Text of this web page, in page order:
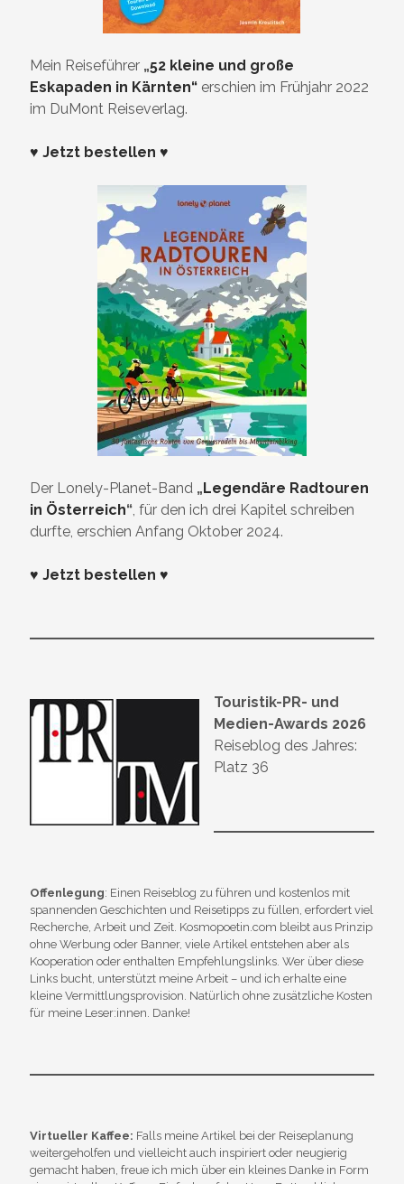
Mein Reiseführer „52 kleine und große
Eskapaden in Kärnten“ erschien im Frühjahr 2022
im DuMont Reiseverlag.
♥ Jetzt bestellen ♥
Der Lonely-Planet-Band „Legendäre Radtouren
in Österreich“, für den ich drei Kapitel schreiben
durfte, erschien Anfang Oktober 2024.
♥ Jetzt bestellen ♥
Touristik-PR- und
Medien-Awards 2026
Reiseblog des Jahres:
Platz 36
Offenlegung: Einen Reiseblog zu führen und kostenlos mit
spannenden Geschichten und Reisetipps zu füllen, erfordert viel
Recherche, Arbeit und Zeit. Kosmopoetin.com bleibt aus Prinzip
ohne Werbung oder Banner, viele Artikel entstehen aber als
Kooperation oder enthalten Empfehlungslinks. Wer über diese
Links bucht, unterstützt meine Arbeit – und ich erhalte eine
kleine Vermittlungsprovision. Natürlich ohne zusätzliche Kosten
für meine Leser:innen. Danke!
Virtueller Kaffee: Falls meine Artikel bei der Reiseplanung
weitergeholfen und vielleicht auch inspiriert oder neugierig
gemacht haben, freue ich mich über ein kleines Danke in Form